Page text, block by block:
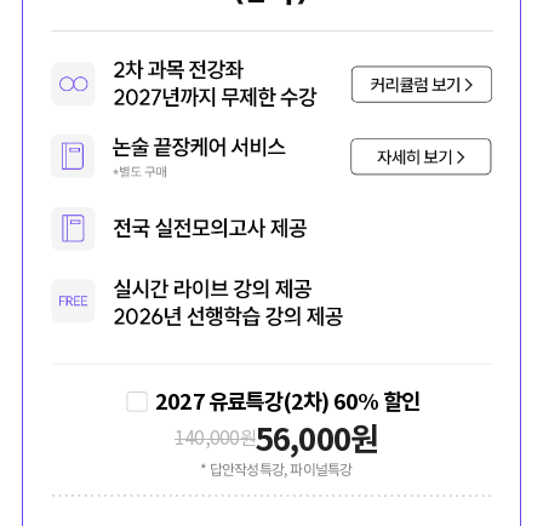
2027 유료특강(2차) 60% 할인
140,000원56,000원
* 답안작성특강, 파이널특강